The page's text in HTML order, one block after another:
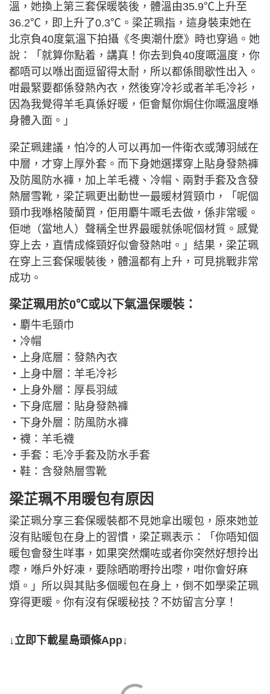
溫，她換上第三套保暖裝後，體溫由35.9℃上升至
36.2℃，即上升了0.3℃。梁芷珮指，這身裝束她在
北京負40度氣溫下拍攝《冬奧潮什麼》時也穿過。她
說：「就算你點着，講真！你去到負40度嘅溫度，你
都唔可以喺出面逗留得太耐，所以都係間歇性出入。
咁最緊要都係發熱內衣，然後穿冷衫或者羊毛冷衫，
因為我覺得羊毛真係好暖，佢會幫你焗住你嘅溫度喺
身體入面。」
梁芷珮建議，怕冷的人可以再加一件衛衣或薄羽絨在
中層，才穿上厚外套。而下身她選擇穿上貼身發熱褲
及防風防水褲，加上羊毛襪、冷帽、兩對手套及含發
熱層雪靴，梁芷珮更出動世一最暖材質頸巾，「呢個
頸巾我喺格陵蘭買，佢用麝牛嘅毛去做，係非常暖。
佢哋（當地人）聲稱全世界最暖就係呢個材質。感覺
穿上去，直情成條頸好似會發熱咁。」結果，梁芷珮
在穿上三套保暖裝後，體溫都有上升，可見挑戰非常
成功。
梁芷珮用於0℃或以下氣溫保暖裝：
‧麝牛毛頸巾
‧冷帽
‧上身底層：發熱內衣
‧上身中層：羊毛冷衫
‧上身外層：厚長羽絨
‧下身底層：貼身發熱褲
‧下身外層：防風防水褲
‧襪：羊毛襪
‧手套：毛冷手套及防水手套
‧鞋：含發熱層雪靴
梁芷珮不用暖包有原因
梁芷珮分享三套保暖裝都不見她拿出暖包，原來她並
沒有貼暖包在身上的習慣，梁芷珮表示：「你唔知個
暖包會發生咩事，如果突然爛咗或者你突然好想拎出
嚟，喺戶外好凍，要除晒啲嘢拎出嚟，咁你會好麻
煩。」所以與其貼多個暖包在身上，倒不如學梁芷珮
穿得更暖。你有沒有保暖秘技？不妨留言分享！
↓立即下載星島頭條App↓